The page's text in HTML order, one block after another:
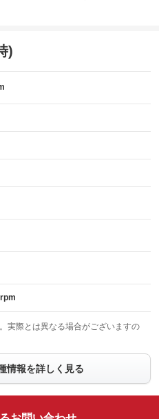
シートヒーター
：装備あり
フロントカメラ
：装備なし
全周囲カメラ
：装備あり
)
実際とは異なる場合がございますの
情報を詳しく見る